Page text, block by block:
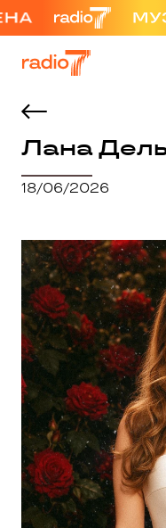
Лана
18/06/2026